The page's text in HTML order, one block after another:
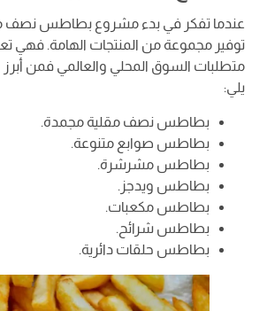
عندما تفكر في بدء مشروع بطاطس نصف
توفير مجموعة من المنتجات الهامة. فهي
متطلبات السوق المحلي والعالمي فمن أبرز
يلي:
بطاطس نصف مقلية مجمدة.
بطاطس صوابع متنوعة.
بطاطس مشرشرة.
بطاطس ويدجز.
بطاطس مكعبات.
بطاطس شرائح.
بطاطس حلقات دائرية.